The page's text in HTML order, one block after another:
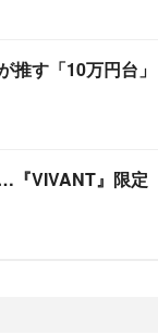
推す「10万円台」
『VIVANT』限定